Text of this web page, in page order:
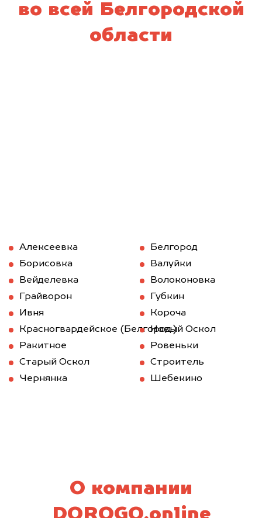
во всей Белгородской
области
Алексеевка
Белгород
Борисовка
Валуйки
Вейделевка
Волоконовка
Грайворон
Губкин
Ивня
Короча
Красногвардейское (Белгород.)Новый Оскол
Ракитное
Ровеньки
Старый Оскол
Строитель
Чернянка
Шебекино
О компании